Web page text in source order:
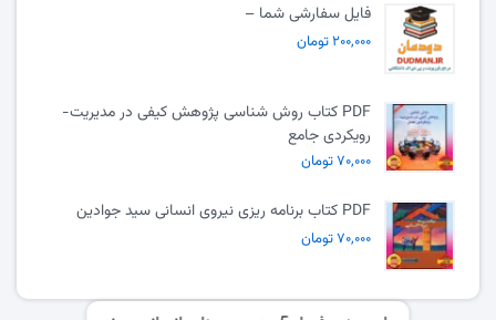
فایل سفارشی شما –
۲۰۰,۰۰۰ تومان
PDF کتاب روش شناسی پژوهش کیفی در مدیریت-
رویکردی جامع
۷۰,۰۰۰ تومان
PDF کتاب برنامه ریزی نیروی انسانی سید جوادین
۷۰,۰۰۰ تومان